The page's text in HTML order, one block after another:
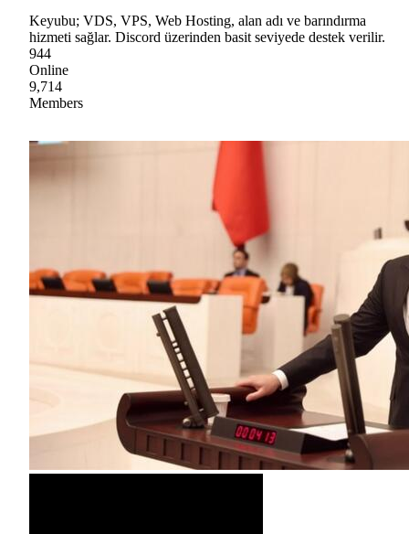
Keyubu; VDS, VPS, Web Hosting, alan adı ve barındırma
hizmeti sağlar. Discord üzerinden basit seviyede destek verilir.
944
Online
9,714
Members